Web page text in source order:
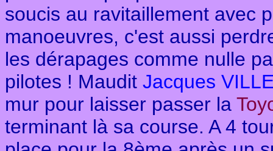
soucis au ravitaillement avec
manoeuvres, c'est aussi
les dérapages comme nulle
pilotes ! Maudit Jacques
mur pour laisser passer la
terminant là sa course. A 4